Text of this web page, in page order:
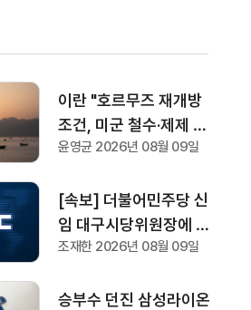
이란 "호르무즈 재개방
조건, 미군 철수·제제 해
제·배상금 지급"
윤영균 2026년 08월 09일
[속보] 더불어민주당 신
임 대구시당위원장에 박
형룡 선출···경북도당위
조재한 2026년 08월 09일
승부수 던진 삼성라이온